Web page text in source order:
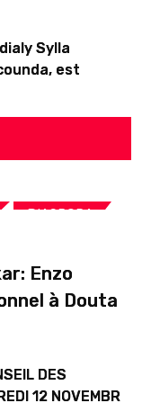
Sylla
est
DIASPORA
Enzo
à Douta
DES
12 NOVEMBRE